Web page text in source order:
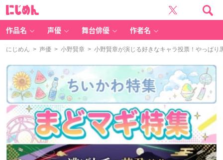
作品名 声優 舞台俳優 作者名
にじめん > 声優 > 小野賢章 > 小野賢章が演じる好きなキャラ投票！やっぱり